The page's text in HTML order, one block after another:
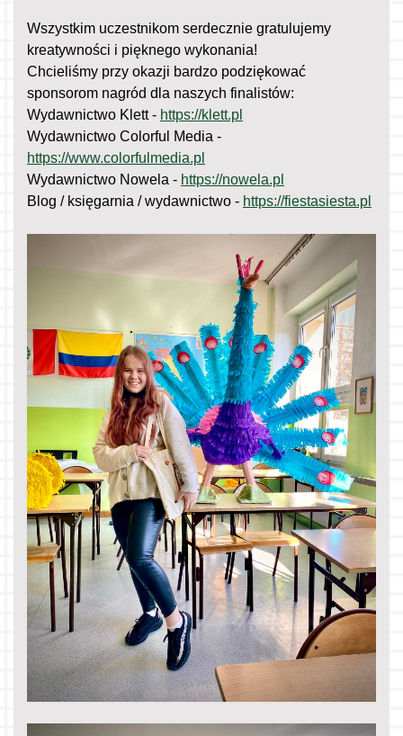
Wszystkim uczestnikom serdecznie gratulujemy
kreatywności i pięknego wykonania!
Chcieliśmy przy okazji bardzo podziękować
sponsorom nagród dla naszych finalistów:
Wydawnictwo Klett - https://klett.pl
Wydawnictwo Colorful Media -
https://www.colorfulmedia.pl
Wydawnictwo Nowela - https://nowela.pl
Blog / księgarnia / wydawnictwo - https://fiestasiesta.pl